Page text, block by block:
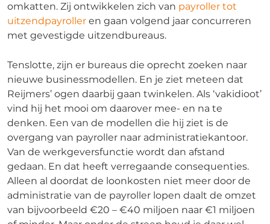
omkatten. Zij ontwikkelen zich van payroller tot
uitzendpayroller en gaan volgend jaar concurreren
met gevestigde uitzendbureaus.
Tenslotte, zijn er bureaus die oprecht zoeken naar
nieuwe businessmodellen. En je ziet meteen dat
Reijmers’ ogen daarbij gaan twinkelen. Als ‘vakidioot’
vind hij het mooi om daarover mee- en na te
denken. Een van de modellen die hij ziet is de
overgang van payroller naar administratiekantoor.
Van de werkgeversfunctie wordt dan afstand
gedaan. En dat heeft verregaande consequenties.
Alleen al doordat de loonkosten niet meer door de
administratie van de payroller lopen daalt de omzet
van bijvoorbeeld €20 – €40 miljoen naar €1 miljoen